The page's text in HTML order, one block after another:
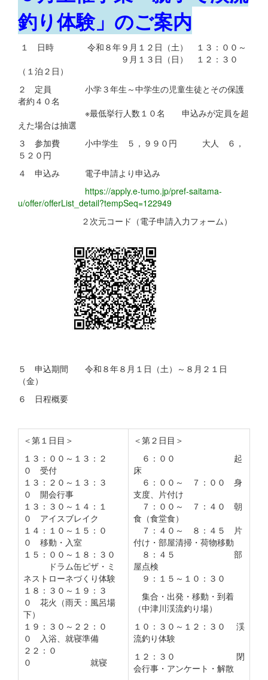
釣り体験」のご案内
１ 日時 令和８年９月１２日（土） １３：００～
９月１３日（日） １２：３０
（１泊２日）
２ 定員 小学３年生～中学生の児童生徒とその保護
者約４０名
※最低挙行人数１０名 申込みが定員を超
えた場合は抽選
３ 参加費 小中学生 ５，９９０円 大人 ６，
５２０円
４ 申込み 電子申請より申込み
https://apply.e-tumo.jp/pref-saitama-
u/offer/offerList_detail?tempSeq=122949
２次元コード（電子申請入力フォーム）
５ 申込期間 令和８年８月１日（土）～８月２１日
（金）
６ 日程概要
＜第１日目＞
１３：００～１３：２
０ 受付
１３：２０～１３：３
０ 開会行事
１３：３０～１４：１
０ アイスブレイク
１４：１０～１５：０
０ 移動・入室
１５：００～１８：３０
ドラム缶ピザ・ミ
ネストローネづくり体験
１８：３０～１９：３
０ 花火（雨天：風呂場
下）
１９：３０～２２：０
０ 入浴、就寝準備
２２：０
０ 就寝
＜第２日目＞
６：００ 起
床
６：００～ ７：００ 身
支度、片付け
７：００～ ７：４０ 朝
食（食堂食）
７：４０～ ８：４５ 片
付け・部屋清掃・荷物移動
８：４５ 部
屋点検
９：１５～１０：３０
集合・出発・移動・到着
（中津川渓流釣り場）
１０：３０～１２：３０ 渓
流釣り体験
１２：３０ 閉
会行事・アンケート・解散